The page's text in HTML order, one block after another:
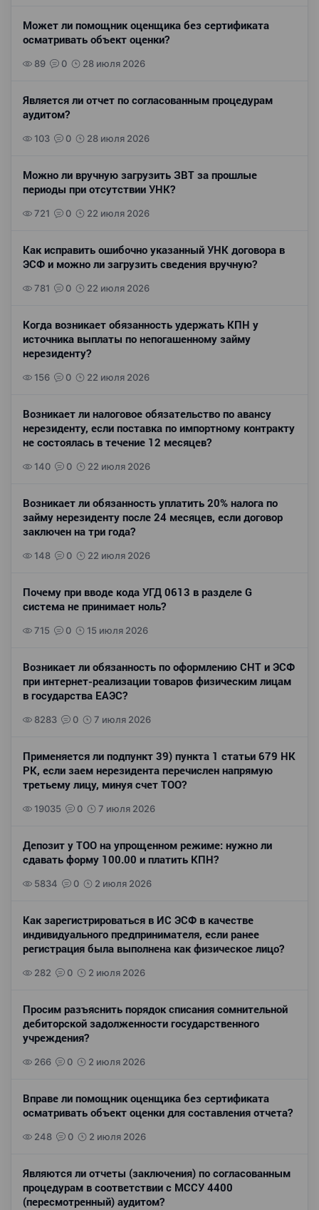
Может ли помощник оценщика без сертификата
осматривать объект оценки?
89 0 28 июля 2026
Является ли отчет по согласованным процедурам
аудитом?
103 0 28 июля 2026
Можно ли вручную загрузить ЗВТ за прошлые
периоды при отсутствии УНК?
721 0 22 июля 2026
Как исправить ошибочно указанный УНК договора в
ЭСФ и можно ли загрузить сведения вручную?
781 0 22 июля 2026
Когда возникает обязанность удержать КПН у
источника выплаты по непогашенному займу
нерезиденту?
156 0 22 июля 2026
Возникает ли налоговое обязательство по авансу
нерезиденту, если поставка по импортному контракту
не состоялась в течение 12 месяцев?
140 0 22 июля 2026
Возникает ли обязанность уплатить 20% налога по
займу нерезиденту после 24 месяцев, если договор
заключен на три года?
148 0 22 июля 2026
Почему при вводе кода УГД 0613 в разделе G
система не принимает ноль?
715 0 15 июля 2026
Возникает ли обязанность по оформлению СНТ и ЭСФ
при интернет-реализации товаров физическим лицам
в государства ЕАЭС?
8283 0 7 июля 2026
Применяется ли подпункт 39) пункта 1 статьи 679 НК
РК, если заем нерезидента перечислен напрямую
третьему лицу, минуя счет ТОО?
19035 0 7 июля 2026
Депозит у ТОО на упрощенном режиме: нужно ли
сдавать форму 100.00 и платить КПН?
5834 0 2 июля 2026
Как зарегистрироваться в ИС ЭСФ в качестве
индивидуального предпринимателя, если ранее
регистрация была выполнена как физическое лицо?
282 0 2 июля 2026
Просим разъяснить порядок списания сомнительной
дебиторской задолженности государственного
учреждения?
266 0 2 июля 2026
Вправе ли помощник оценщика без сертификата
осматривать объект оценки для составления отчета?
248 0 2 июля 2026
Являются ли отчеты (заключения) по согласованным
процедурам в соответствии с МССУ 4400
(пересмотренный) аудитом?